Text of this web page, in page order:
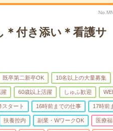
＊付き添い＊看護サ
既卒第二新卒OK 10名以上の大量募集
60歳以上活躍 しゅふ歓迎
タート 16時前までの仕事 17時前
扶養控内 副業・WワークOK 医療